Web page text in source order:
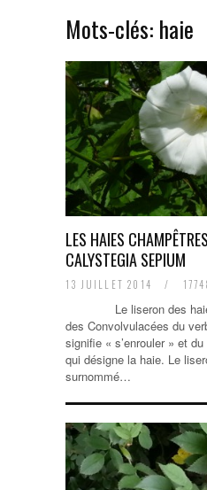
Mots-clés: haie
LES HAIES
CALYSTEGIA SEPIUM
13 JUILLET 2014 /
Le liseron des haies
des Convolvulacées du
signifie « s’enrouler » et
qui désigne la haie. Le
surnommé…